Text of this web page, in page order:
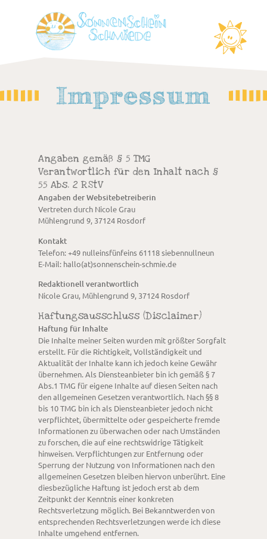
Impressum
Angaben gemäß § 5 TMG
Verantwortlich für den Inhalt nach §
55 Abs. 2 RStV
Angaben der Websitebetreiberin
Vertreten durch Nicole Grau
Mühlengrund 9, 37124 Rosdorf
Kontakt
Telefon: +49 nulleinsfünfeins 61118 siebennullneun
E-Mail: hallo(at)sonnenschein-schmie.de
Redaktionell verantwortlich
Nicole Grau, Mühlengrund 9, 37124 Rosdorf
Haftungsausschluss (Disclaimer)
Haftung für Inhalte
Die Inhalte meiner Seiten wurden mit größter Sorgfalt
erstellt. Für die Richtigkeit, Vollständigkeit und
Aktualität der Inhalte kann ich jedoch keine Gewähr
übernehmen. Als Diensteanbieter bin ich gemäß § 7
Abs.1 TMG für eigene Inhalte auf diesen Seiten nach
den allgemeinen Gesetzen verantwortlich. Nach §§ 8
bis 10 TMG bin ich als Diensteanbieter jedoch nicht
verpflichtet, übermittelte oder gespeicherte fremde
Informationen zu überwachen oder nach Umständen
zu forschen, die auf eine rechtswidrige Tätigkeit
hinweisen. Verpflichtungen zur Entfernung oder
Sperrung der Nutzung von Informationen nach den
allgemeinen Gesetzen bleiben hiervon unberührt. Eine
diesbezügliche Haftung ist jedoch erst ab dem
Zeitpunkt der Kenntnis einer konkreten
Rechtsverletzung möglich. Bei Bekanntwerden von
entsprechenden Rechtsverletzungen werde ich diese
Inhalte umgehend entfernen.